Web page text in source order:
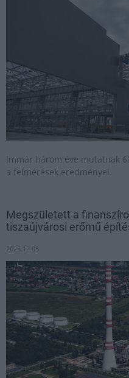
Immár három éve mutatnak
a felmérések eredményei.
Megszületett a
tiszaújvárosi erőmű
2025.12.05